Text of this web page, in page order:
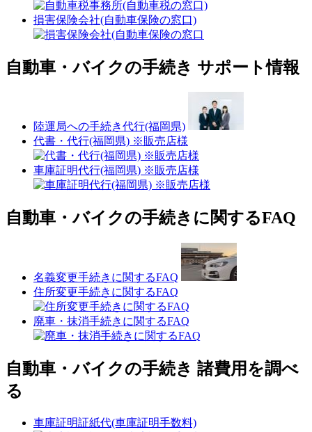
損害保険会社(自動車保険の窓口)
自動車・バイクの手続き サポート情報
陸運局への手続き代行(福岡県)
代書・代行(福岡県) ※販売店様
車庫証明代行(福岡県) ※販売店様
自動車・バイクの手続きに関するFAQ
名義変更手続きに関するFAQ
住所変更手続きに関するFAQ
廃車・抹消手続きに関するFAQ
自動車・バイクの手続き 諸費用を調べ
る
車庫証明証紙代(車庫証明手数料)